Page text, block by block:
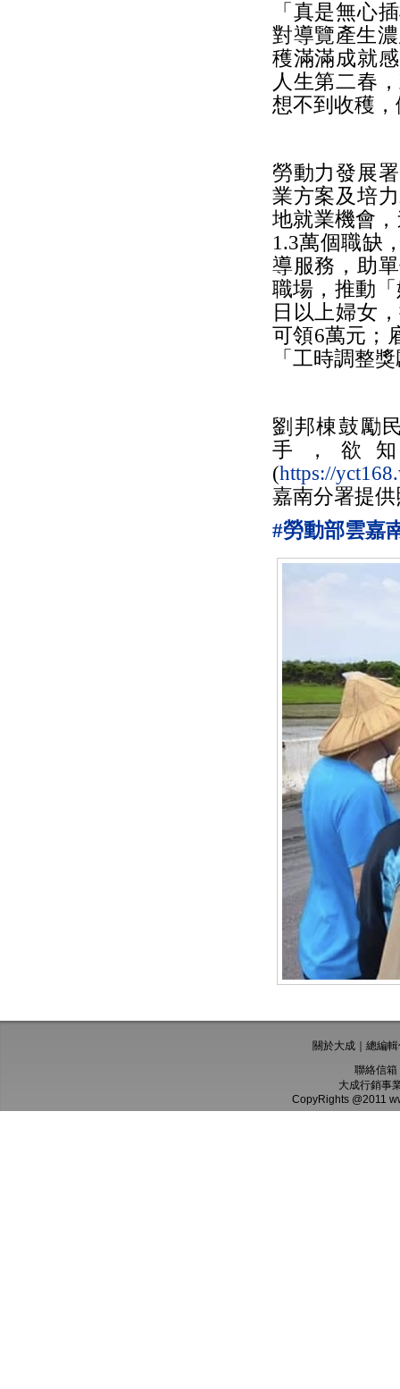
「真是無心
對導覽產生
穫滿滿成就
人生第二春
想不到收穫
勞動力發展
業方案及培
地就業機會
1.3萬個職缺
導服務，助
職場，推動
日以上婦女
可領6萬元；
「工時調整
劉邦棟鼓勵
手，欲
(https://
嘉南分署提
#勞動部雲嘉